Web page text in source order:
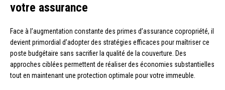
votre assurance
Face à l’augmentation constante des primes d’assurance copropriété, il
devient primordial d’adopter des stratégies efficaces pour maîtriser ce
poste budgétaire sans sacrifier la qualité de la couverture. Des
approches ciblées permettent de réaliser des économies substantielles
tout en maintenant une protection optimale pour votre immeuble.